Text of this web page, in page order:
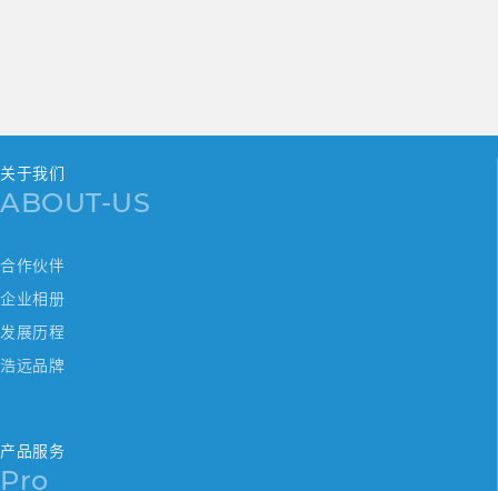
关于我们
ABOUT-US
合作伙伴
企业相册
发展历程
浩远品牌
产品服务
Pro